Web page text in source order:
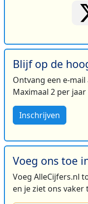
Blijf op de
Ontvang een e-
Maximaal 2 per
Inschrijven
Voeg ons toe
Voeg AlleCijfers.nl
en je ziet ons